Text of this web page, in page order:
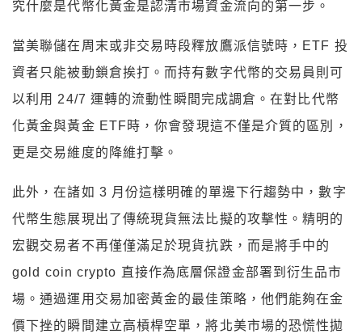
究什麼是代幣化黃金是認清市場資金流向的第一步。​
當美聯儲在周末或非交易時段釋放鷹派信號時，ETF 投
資者只能被動鎖倉挨打。而持有數字代幣的交易員則可
以利用 24/7 運轉的流動性瞬間完成調倉。在對比代幣
化黃金與黃金 ETF時，你會發現這不僅是介質的區別，
更是交易維度的降維打擊。​
此外，在諸如 3 月份這樣明確的單邊下行趨勢中，數字
代幣生態展現出了傳統現貨無法比擬的攻擊性。精明的
宏觀交易者不再僅僅滿足於現貨抗跌，而是將手中的
gold coin crypto 直接作為底層保證金部署到衍生品市
場。通過運用交易加密黃金的最佳策略，他們能夠在金
價下挫的瞬間建立高槓桿空單，將北美市場的恐慌性拋